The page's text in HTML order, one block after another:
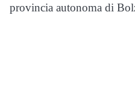
provincia autonoma di